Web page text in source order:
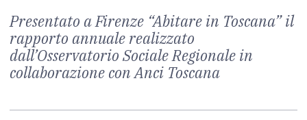
Presentato a Firenze “Abitare in Toscana” il
rapporto annuale realizzato
dall’Osservatorio Sociale Regionale in
collaborazione con Anci Toscana